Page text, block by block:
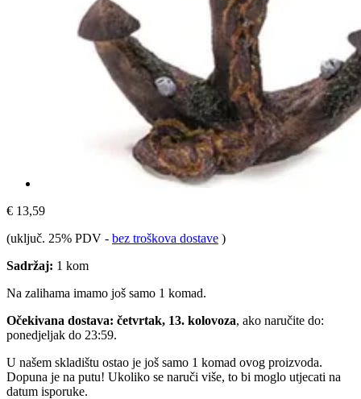
€ 13,59
(uključ. 25% PDV - bez troškova dostave )
Sadržaj: 1 kom
Na zalihama imamo još samo 1 komad.
Očekivana dostava: četvrtak, 13. kolovoza, ako naručite do:
ponedjeljak do 23:59.
U našem skladištu ostao je još samo 1 komad ovog proizvoda.
Dopuna je na putu! Ukoliko se naruči više, to bi moglo utjecati na
datum isporuke.